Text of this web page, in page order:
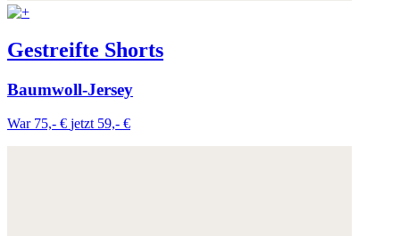
Gestreifte Shorts
Baumwoll-Jersey
War 75,- € jetzt 59,- €